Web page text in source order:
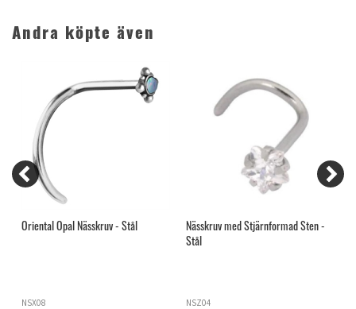
Andra köpte även
Oriental Opal Nässkruv - Stål
NSX08
Nässkruv med Stjärnformad Sten -
Stål
NSZ04